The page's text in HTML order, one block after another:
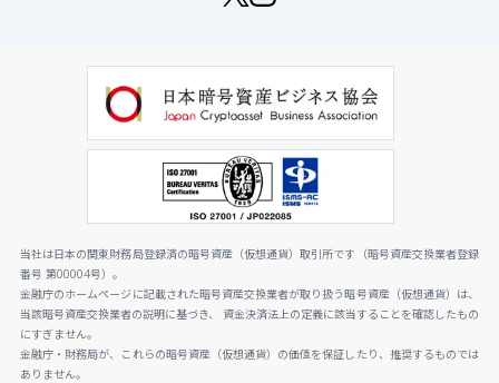
当社は日本の関東財務局登録済の暗号資産（仮想通貨）取引所です（暗号資産交換業者登録
番号 第00004号）。
金融庁のホームページに記載された暗号資産交換業者が取り扱う暗号資産（仮想通貨）は、
当該暗号資産交換業者の説明に基づき、 資金決済法上の定義に該当することを確認したもの
にすぎません。
金融庁・財務局が、これらの暗号資産（仮想通貨）の価値を保証したり、推奨するものでは
ありません。